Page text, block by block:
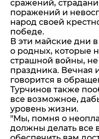
сражений,
поражений и
народ своей
победе.
В эти майские дни
о родных, которые
страшной войны,
праздника. Вечная
говорится в
Турчинов также
все возможное,
уровень жизни.
"Мы, помня о
должны делать все